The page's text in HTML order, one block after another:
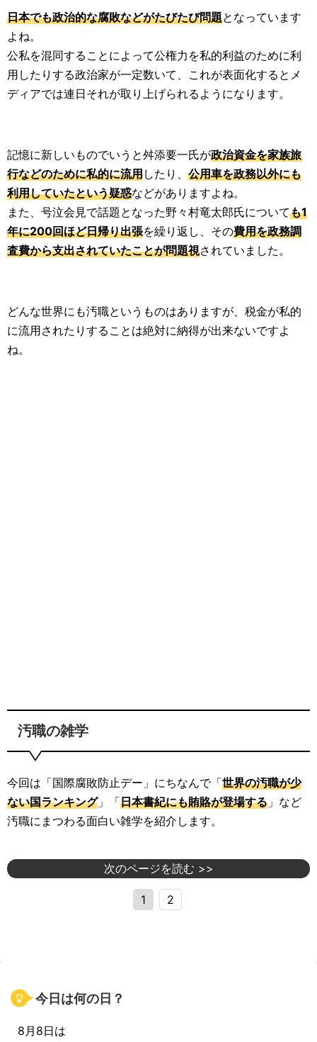
日本でも政治的な腐敗などがたびたび問題となっています
よね。
公私を混同することによって公権力を私的利益のために利
用したりする政治家が一定数いて、これが表面化するとメ
ディアでは連日それが取り上げられるようになります。
記憶に新しいものでいうと舛添要一氏が政治資金を家族旅
行などのために私的に流用したり、 公用車を政務以外にも
利用していたという疑惑などがありますよね。
また、号泣会見で話題となった野々村竜太郎氏についても1
年に200回ほど日帰り出張を繰り返し、その費用を政務調
査費から支出されていたことが問題視されていました。
どんな世界にも汚職というものはありますが、税金が私的
に流用されたりすることは絶対に納得が出来ないですよ
ね。
汚職の雑学
今回は「国際腐敗防止デー」にちなんで「世界の汚職が少
ない国ランキング」「日本書紀にも賄賂が登場する 」など
汚職にまつわる面白い雑学を紹介します。
次のページを読む >>
1 2
今日は何の日？
8月8日は